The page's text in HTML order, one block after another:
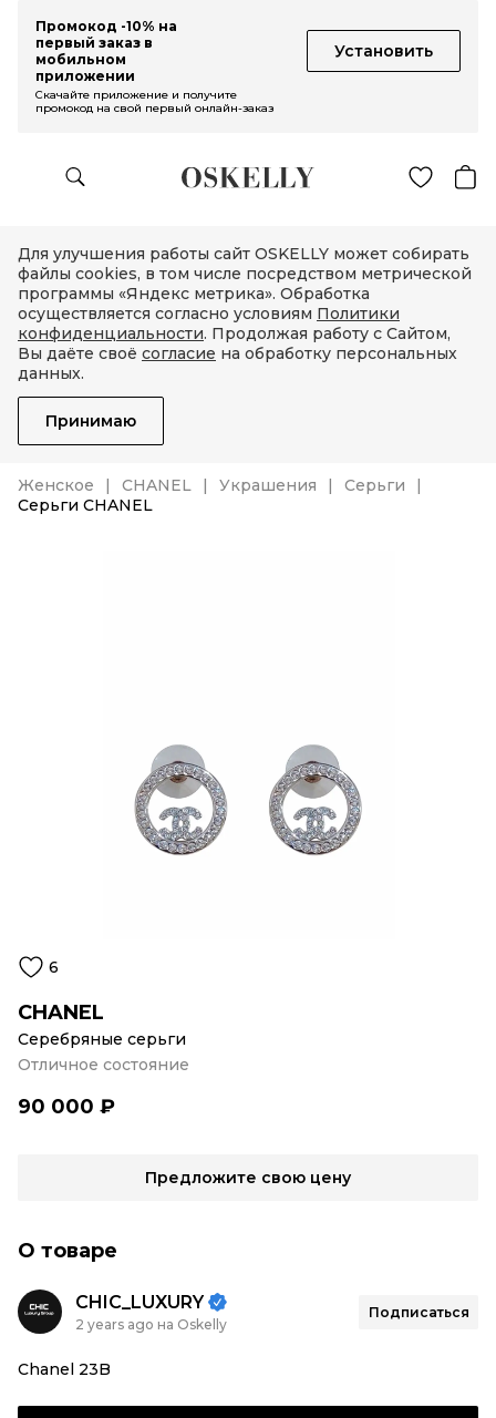
Промокод -10% на
первый заказ в
мобильном
приложении
Установить
Скачайте приложение и получите
промокод на свой первый онлайн-заказ
Для улучшения работы сайт OSKELLY может собирать
файлы cookies, в том числе посредством метрической
программы «Яндекс метрика». Обработка
осуществляется согласно условиям Политики
конфиденциальности. Продолжая работу с Сайтом,
Вы даёте своё согласие на обработку персональных
данных.
Принимаю
Женское CHANEL Украшения
Серьги
Серьги CHANEL
6
CHANEL
Серебряные серьги
Отличное состояние
90 000 ₽
Предложите свою цену
О товаре
CHIC_LUXURY
2 years ago на Oskelly
Подписаться
Chanel 23B